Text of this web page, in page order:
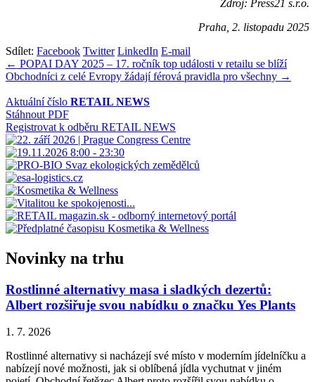
Zdroj: Press21 s.r.o.
Praha, 2. listopadu 2025
Sdílet: Facebook Twitter LinkedIn E-mail
Navigace
pro
příspěvek
← POPAI DAY 2025 – 17. ročník top události v retailu se blíží
Obchodníci z celé Evropy žádají férová pravidla pro všechny →
Aktuální číslo RETAIL NEWS
Stáhnout PDF
Registrovat k odběru RETAIL NEWS
Novinky na trhu
Rostlinné alternativy masa i sladkých dezertů:
Albert rozšiřuje svou nabídku o značku Yes Plants
1. 7. 2026
Rostlinné alternativy si nacházejí své místo v moderním jídelníčku a
nabízejí nové možnosti, jak si oblíbená jídla vychutnat v jiném